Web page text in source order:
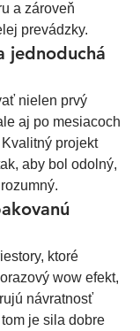
a zároveň
prevádzky.
jednoduchá
nielen prvý
aj po mesiacoch
projekt
aby bol odolný,
ktoré
wow efekt,
návratnosť
je sila dobre